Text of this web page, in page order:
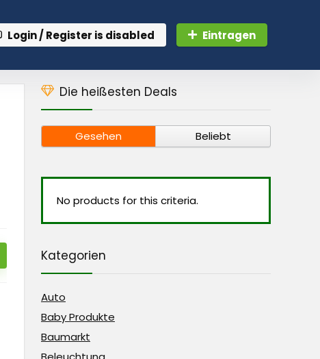
Login / Register is disabled Eintragen
Die heißesten Deals
Gesehen Beliebt
No products for this criteria.
Kategorien
Auto
Baby Produkte
Baumarkt